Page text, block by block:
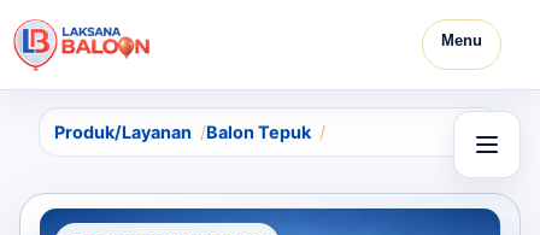
Menu
Produk/Layanan Balon Tepuk